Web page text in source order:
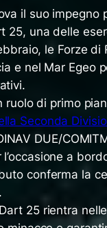
il suo impegno
25, una delle
le Forze
e nel Mar Egeo
ruolo di primo
Seconda
DUE/
a
conferma la
25 rientra